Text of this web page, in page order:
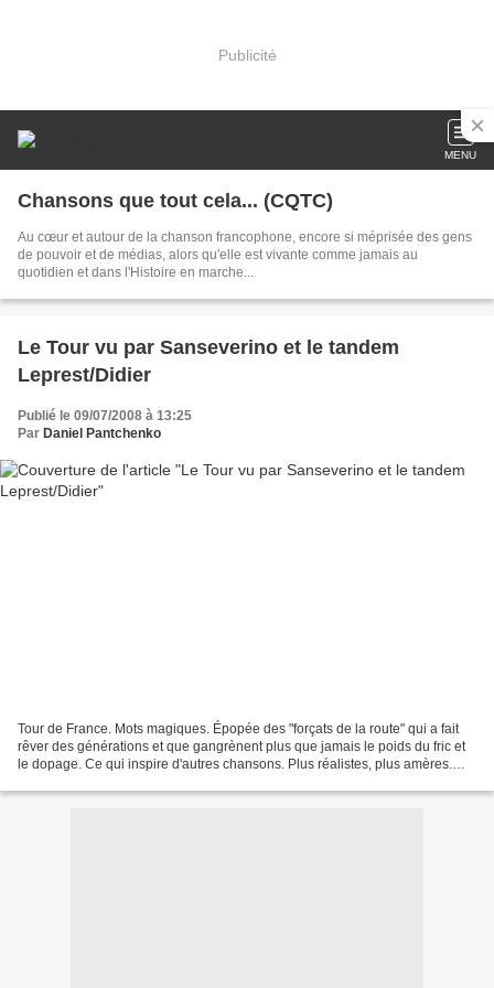
Publicité
MENU
Chansons que tout cela... (CQTC)
Au cœur et autour de la chanson francophone, encore si méprisée des gens
de pouvoir et de médias, alors qu'elle est vivante comme jamais au
quotidien et dans l'Histoire en marche...
Le Tour vu par Sanseverino et le tandem
Leprest/Didier
Publié le 09/07/2008 à 13:25
Par Daniel Pantchenko
Tour de France. Mots magiques. Épopée des "forçats de la route" qui a fait
rêver des générations et que gangrènent plus que jamais le poids du fric et
le dopage. Ce qui inspire d'autres chansons. Plus réalistes, plus amères.